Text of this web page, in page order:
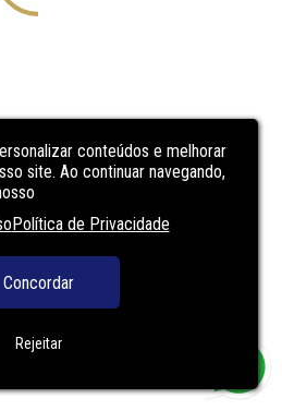
conteúdos e melhorar
site. Ao continuar navegando,
Política de Privacidade
Concordar
Rejeitar